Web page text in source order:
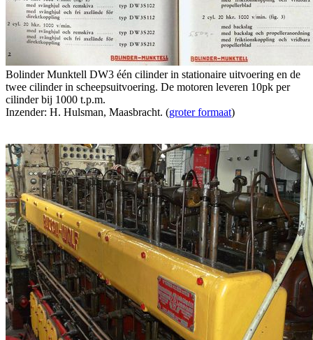
Bolinder Munktell DW3 één cilinder in stationaire uitvoering en de
twee cilinder in scheepsuitvoering. De motoren leveren 10pk per
cilinder bij 1000 t.p.m.
Inzender: H. Hulsman, Maasbracht. (groter formaat)